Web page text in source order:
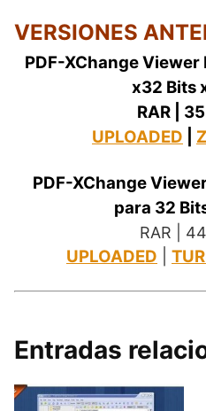
VERSIONES
PDF-XChange Viewer
x32 Bits
RAR |
UPLOADED
PDF-XChange
para 32
RAR |
UPLOADED
Entradas